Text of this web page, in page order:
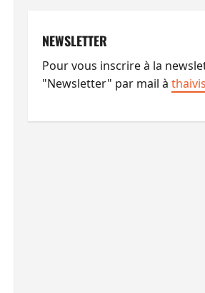
NEWSLETTER
Pour vous inscrire à la
"Newsletter" par mail à